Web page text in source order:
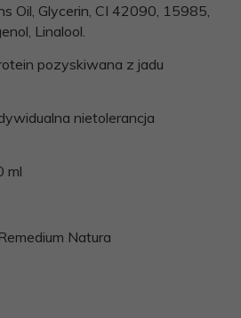
Oil, Glycerin, CI 42090, 15985,
Linalool.
pozyskiwana z jadu
nietolerancja
ml
Natura